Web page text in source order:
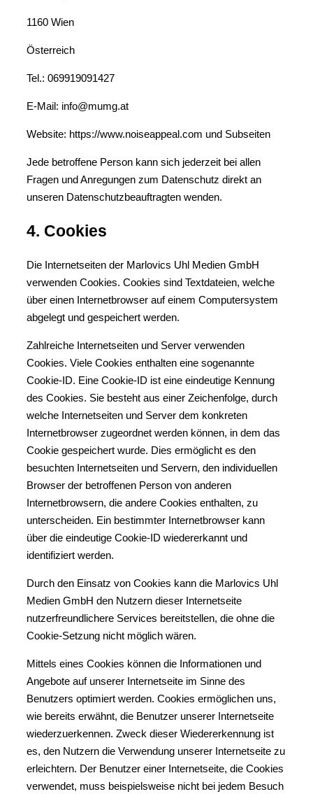
1160 Wien
Österreich
Tel.: 069919091427
E-Mail: info@mumg.at
Website: https://www.noiseappeal.com und Subseiten
Jede betroffene Person kann sich jederzeit bei allen
Fragen und Anregungen zum Datenschutz direkt an
unseren Datenschutzbeauftragten wenden.
4. Cookies
Die Internetseiten der Marlovics Uhl Medien GmbH
verwenden Cookies. Cookies sind Textdateien, welche
über einen Internetbrowser auf einem Computersystem
abgelegt und gespeichert werden.
Zahlreiche Internetseiten und Server verwenden
Cookies. Viele Cookies enthalten eine sogenannte
Cookie-ID. Eine Cookie-ID ist eine eindeutige Kennung
des Cookies. Sie besteht aus einer Zeichenfolge, durch
welche Internetseiten und Server dem konkreten
Internetbrowser zugeordnet werden können, in dem das
Cookie gespeichert wurde. Dies ermöglicht es den
besuchten Internetseiten und Servern, den individuellen
Browser der betroffenen Person von anderen
Internetbrowsern, die andere Cookies enthalten, zu
unterscheiden. Ein bestimmter Internetbrowser kann
über die eindeutige Cookie-ID wiedererkannt und
identifiziert werden.
Durch den Einsatz von Cookies kann die Marlovics Uhl
Medien GmbH den Nutzern dieser Internetseite
nutzerfreundlichere Services bereitstellen, die ohne die
Cookie-Setzung nicht möglich wären.
Mittels eines Cookies können die Informationen und
Angebote auf unserer Internetseite im Sinne des
Benutzers optimiert werden. Cookies ermöglichen uns,
wie bereits erwähnt, die Benutzer unserer Internetseite
wiederzuerkennen. Zweck dieser Wiedererkennung ist
es, den Nutzern die Verwendung unserer Internetseite zu
erleichtern. Der Benutzer einer Internetseite, die Cookies
verwendet, muss beispielsweise nicht bei jedem Besuch